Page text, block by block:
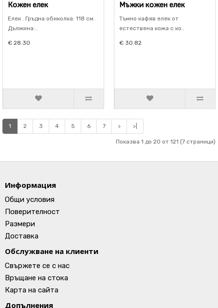
Кожен елек
Елек . Гръдна обиколка: 118 см.
Дължина:..
€ 28.30
Мъжки кожен елек
Тъмно кафяв елек от
естествена кожа с ко..
€ 30.82
1 2 3 4 5 6 7 > >|
Показва 1 до 20 от 121 (7 страници)
Информация
Общи условия
Поверителност
Размери
Доставка
Обслужване на клиенти
Свържете се с нас
Връщане на стока
Карта на сайта
Допълнения